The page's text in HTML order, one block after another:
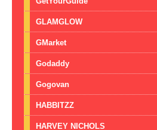
GLAMGLOW
GMarket
Godaddy
Gogovan
HABBITZZ
HARVEY NICHOLS